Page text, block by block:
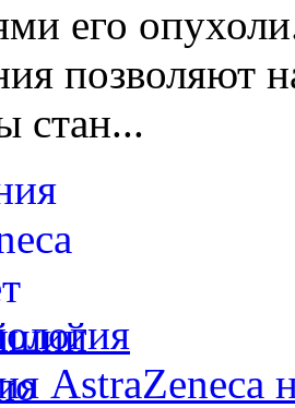
его
позволяют
стан...
AstraZeneca